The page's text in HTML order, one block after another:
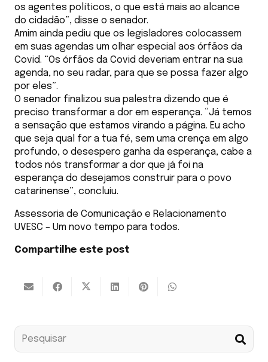
os agentes políticos, o que está mais ao alcance
do cidadão”, disse o senador.
Amim ainda pediu que os legisladores colocassem
em suas agendas um olhar especial aos órfãos da
Covid. “Os órfãos da Covid deveriam entrar na sua
agenda, no seu radar, para que se possa fazer algo
por eles”.
O senador finalizou sua palestra dizendo que é
preciso transformar a dor em esperança. “Já temos
a sensação que estamos virando a página. Eu acho
que seja qual for a tua fé, sem uma crença em algo
profundo, o desespero ganha da esperança, cabe a
todos nós transformar a dor que já foi na
esperança do desejamos construir para o povo
catarinense”, concluiu.
Assessoria de Comunicação e Relacionamento
UVESC – Um novo tempo para todos.
Compartilhe este post